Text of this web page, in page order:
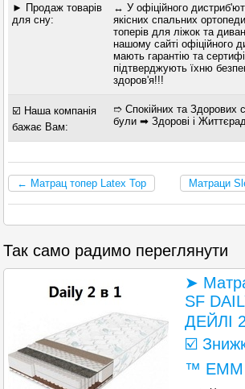
► Продаж товарів
для сну:
↔ У офіційного
якісних спальних
топерів для ліжок та
нашому сайті офіційного
мають гарантію та
підтверджують їхню
здоров'я!!!
☑️ Наша компанія
бажає Вам:
➱ Спокійних та Здорових
були ➡ Здорові і
← Матрац топер Latex Top Матраци
Так само радимо переглянути
➤
SF
ДЕЙЛІ
☑️
™ ЕММ